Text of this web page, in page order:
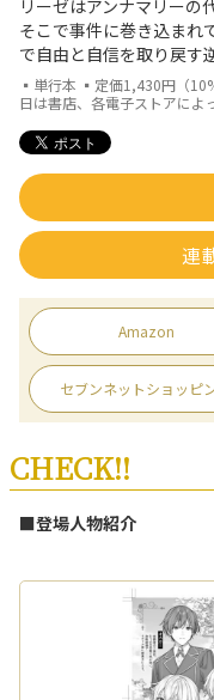
リーゼはアンナマリーの
そこで事件に巻き込まれ
で自由と自信を取り戻す
▪単行本 ▪定価1,430円（
日は書店、各電子ストアによ
連
Amazon
セブンネットショッピ
CHECK!!
■登場人物紹介